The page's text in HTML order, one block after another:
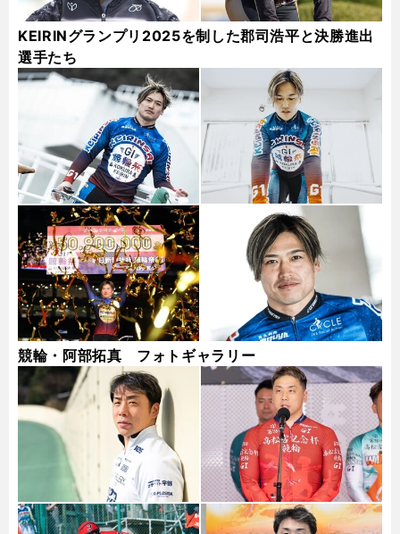
KEIRINグランプリ2025を制した郡司浩平と決勝進出
選手たち
競輪・阿部拓真 フォトギャラリー